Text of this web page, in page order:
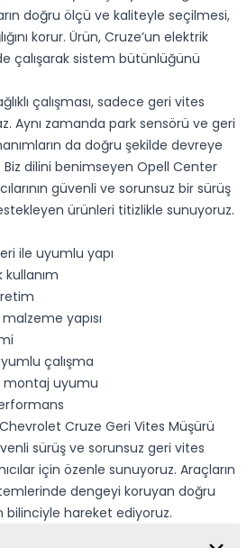
doğru ölçü ve kaliteyle seçilmesi,
korur. Ürün, Cruze’un elektrik
çalışarak sistem bütünlüğünü
çalışması, sadece geri vites
Aynı zamanda park sensörü ve geri
da doğru şekilde devreye
Biz dilini benimseyen Opell Center
güvenli ve sorunsuz bir sürüş
ürünleri titizlikle sunuyoruz.
ile uyumlu yapı
yapısı
çalışma
montaj uyumu
Cruze Geri Vites Müşürü
sürüş ve sorunsuz geri vites
için özenle sunuyoruz. Araçların
dengeyi koruyan doğru
hareket ediyoruz.